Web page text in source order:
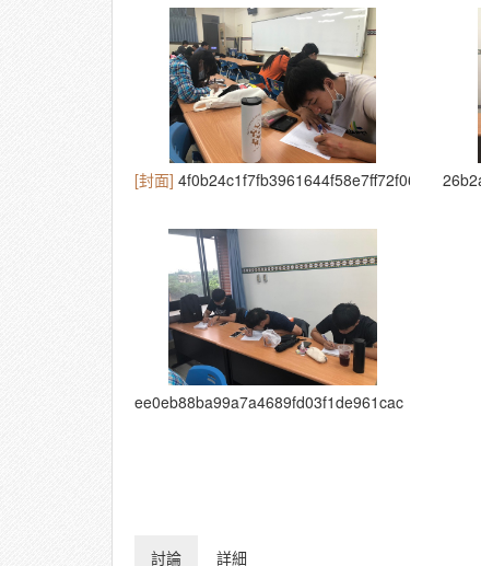
[封面] 4f0b24c1f7fb3961644f58e7ff72f060
ee0eb88ba99a7a4689fd03f1de961cac
討論 詳細